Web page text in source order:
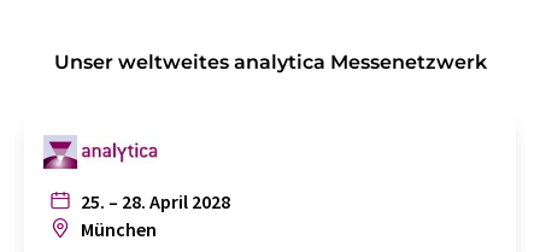
Unser weltweites analytica Messenetzwerk
25. – 28. April 2028
München